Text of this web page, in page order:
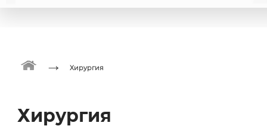
→ Хирургия
Хирургия